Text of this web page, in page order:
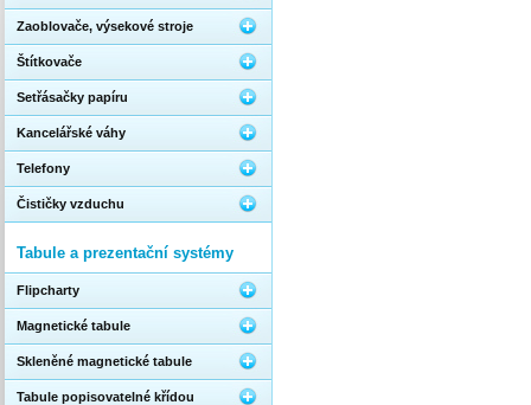
Zaoblovače, výsekové stroje
Štítkovače
Setřásačky papíru
Kancelářské váhy
Telefony
Čističky vzduchu
Tabule a prezentační systémy
Flipcharty
Magnetické tabule
Skleněné magnetické tabule
Tabule popisovatelné křídou